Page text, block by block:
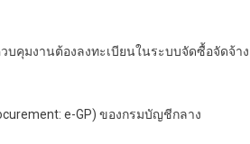
งานต้องลงทะเบียนในระบบจัดซื้อจัดจ้าง
e-GP) ของกรมบัญชีกลาง